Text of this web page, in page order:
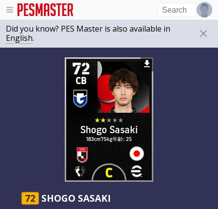
Did you know? PES Master is also available in
English.
72
CB
Shogo Sasaki
183cm75kg年齢: 25
72 SHOGO SASAKI